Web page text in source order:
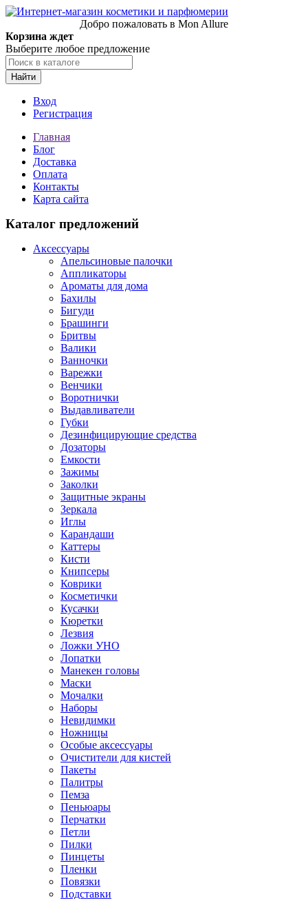
Добро пожаловать в Mon Allure
Корзина ждет
Выберите любое предложение
Найти
Вход
Регистрация
Главная
Блог
Доставка
Оплата
Контакты
Карта сайта
Каталог предложений
Аксессуары
Апельсиновые палочки
Аппликаторы
Ароматы для дома
Бахилы
Бигуди
Брашинги
Бритвы
Валики
Ванночки
Варежки
Венчики
Воротнички
Выдавливатели
Губки
Дезинфицирующие средства
Дозаторы
Емкости
Зажимы
Заколки
Защитные экраны
Зеркала
Иглы
Карандаши
Каттеры
Кисти
Книпсеры
Коврики
Косметички
Кусачки
Кюретки
Лезвия
Ложки УНО
Лопатки
Манекен головы
Маски
Мочалки
Наборы
Невидимки
Ножницы
Особые аксессуары
Очистители для кистей
Пакеты
Палитры
Пемза
Пеньюары
Перчатки
Петли
Пилки
Пинцеты
Пленки
Повязки
Подставки